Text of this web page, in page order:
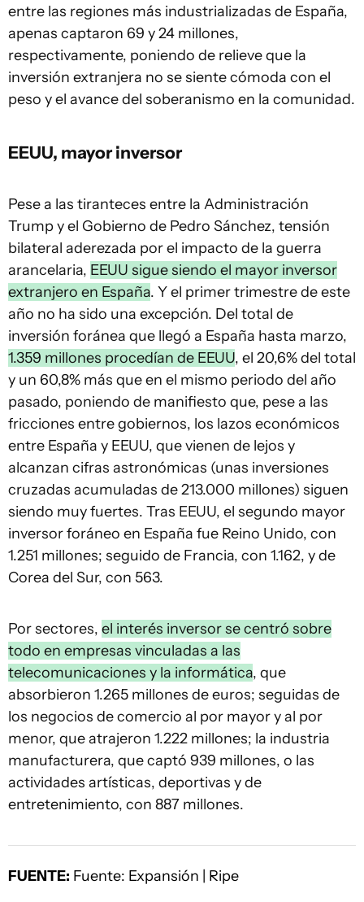
entre las regiones más industrializadas de España,
apenas captaron 69 y 24 millones,
respectivamente, poniendo de relieve que la
inversión extranjera no se siente cómoda con el
peso y el avance del soberanismo en la comunidad.
EEUU, mayor inversor
Pese a las tiranteces entre la Administración
Trump y el Gobierno de Pedro Sánchez, tensión
bilateral aderezada por el impacto de la guerra
arancelaria, EEUU sigue siendo el mayor inversor
extranjero en España. Y el primer trimestre de este
año no ha sido una excepción. Del total de
inversión foránea que llegó a España hasta marzo,
1.359 millones procedían de EEUU, el 20,6% del total
y un 60,8% más que en el mismo periodo del año
pasado, poniendo de manifiesto que, pese a las
fricciones entre gobiernos, los lazos económicos
entre España y EEUU, que vienen de lejos y
alcanzan cifras astronómicas (unas inversiones
cruzadas acumuladas de 213.000 millones) siguen
siendo muy fuertes. Tras EEUU, el segundo mayor
inversor foráneo en España fue Reino Unido, con
1.251 millones; seguido de Francia, con 1.162, y de
Corea del Sur, con 563.
Por sectores, el interés inversor se centró sobre
todo en empresas vinculadas a las
telecomunicaciones y la informática, que
absorbieron 1.265 millones de euros; seguidas de
los negocios de comercio al por mayor y al por
menor, que atrajeron 1.222 millones; la industria
manufacturera, que captó 939 millones, o las
actividades artísticas, deportivas y de
entretenimiento, con 887 millones.
FUENTE: Fuente: Expansión | Ripe